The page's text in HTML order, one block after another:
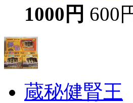
1000円 600
蔵秘健腎王